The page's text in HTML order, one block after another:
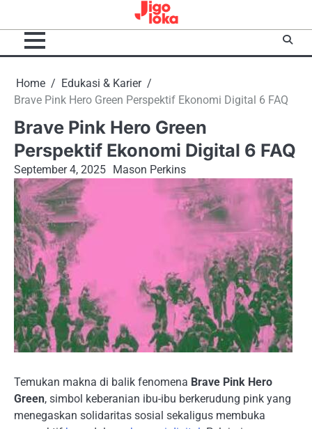
content
Home
Edukasi & Karier
Brave Pink Hero Green Perspektif Ekonomi Digital 6 FAQ
Brave Pink Hero Green
Perspektif Ekonomi Digital 6 FAQ
September 4, 2025 Mason Perkins
Temukan makna di balik fenomena Brave Pink Hero
Green, simbol keberanian ibu-ibu berkerudung pink yang
menegaskan solidaritas sosial sekaligus membuka